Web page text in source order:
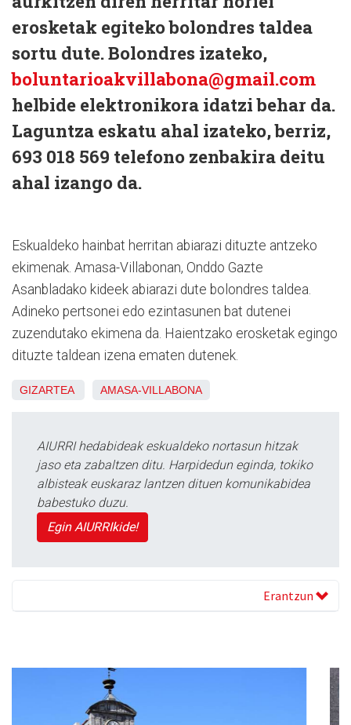
erosketak egiteko bolondres taldea
sortu dute. Bolondres izateko,
boluntarioakvillabona@gmail.com
helbide elektronikora idatzi behar da.
Laguntza eskatu ahal izateko, berriz,
693 018 569 telefono zenbakira deitu
ahal izango da.
Eskualdeko hainbat herritan abiarazi dituzte antzeko
ekimenak. Amasa-Villabonan, Onddo Gazte
Asanbladako kideek abiarazi dute bolondres taldea.
Adineko pertsonei edo ezintasunen bat dutenei
zuzendutako ekimena da. Haientzako erosketak egingo
dituzte taldean izena ematen dutenek.
GIZARTEA AMASA-VILLABONA
AIURRI hedabideak eskualdeko nortasun hitzak
jaso eta zabaltzen ditu. Harpidedun eginda, tokiko
albisteak euskaraz lantzen dituen komunikabidea
babestuko duzu.
Egin AIURRIkide!
Erantzun